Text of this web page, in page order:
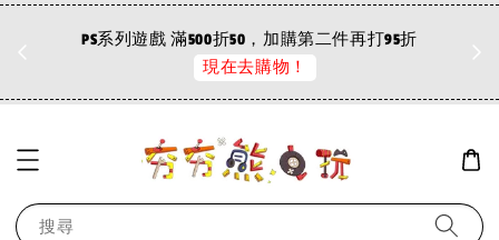
PS系列遊戲 滿500折50，加購第二件再打95折
現在去購物！
搜尋